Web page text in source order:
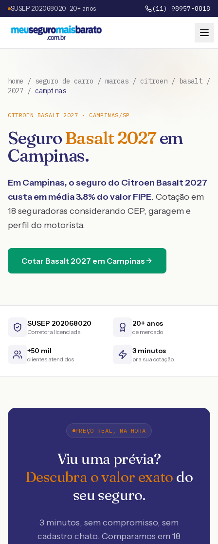
SUSEP 202068020 · 20+ anos (11) 98957-8818
home / seguro de carro / marcas / citroen / basalt /
2027 / campinas
CITROEN BASALT 2027 · CAMPINAS /SP
SeguroBasalt2027em
Campinas.
EmCampinas, o seguro do Citroen Basalt 2027
custa em média3.8% do valor FIPE. Cotação em
18 seguradoras considerando CEP, garagem e
perfil do motorista.
Cotar Basalt 2027 em Campinas
SUSEP 202068020
Corretora licenciada
20+ anos
de mercado
+50 mil
clientes atendidos
3 minutos
pra sua cotação
PREÇO REAL, NA HORA
Viu uma prévia?
Descubra o valor exato do
seu seguro.
3 minutos, sem compromisso, sem
cadastro chato. Comparamos em 18